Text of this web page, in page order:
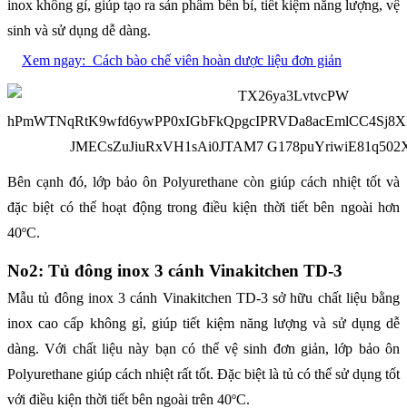
inox không gỉ, giúp tạo ra sản phẩm bền bỉ, tiết kiệm năng lượng, vệ
sinh và sử dụng dễ dàng.
Xem ngay: Cách bào chế viên hoàn dược liệu đơn giản
Bên cạnh đó, lớp bảo ôn Polyurethane còn giúp cách nhiệt tốt và
đặc biệt có thể hoạt động trong điều kiện thời tiết bên ngoài hơn
40oC.
No2: Tủ đông inox 3 cánh Vinakitchen TD-3
Mẫu tủ đông inox 3 cánh Vinakitchen TD-3 sở hữu chất liệu bằng
inox cao cấp không gỉ, giúp tiết kiệm năng lượng và sử dụng dễ
dàng. Với chất liệu này bạn có thể vệ sinh đơn giản, lớp bảo ôn
Polyurethane giúp cách nhiệt rất tốt. Đặc biệt là tủ có thể sử dụng tốt
với điều kiện thời tiết bên ngoài trên 40oC.